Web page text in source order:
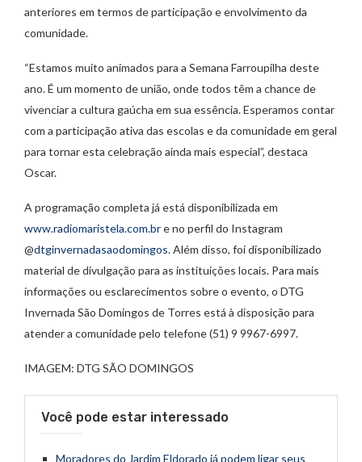
anteriores em termos de participação e envolvimento da
comunidade.
“Estamos muito animados para a Semana Farroupilha deste
ano. É um momento de união, onde todos têm a chance de
vivenciar a cultura gaúcha em sua essência. Esperamos contar
com a participação ativa das escolas e da comunidade em geral
para tornar esta celebração ainda mais especial”, destaca
Oscar.
A programação completa já está disponibilizada em
www.radiomaristela.com.bre no perfil do Instagram
@dtginvernadasaodomingos. Além disso, foi disponibilizado
material de divulgação para as instituições locais. Para mais
informações ou esclarecimentos sobre o evento, o DTG
Invernada São Domingos de Torres está à disposição para
atender a comunidade pelo telefone (51) 9 9967-6997.
IMAGEM: DTG SÃO DOMINGOS
Você pode estar interessado
Moradores do Jardim Eldorado já podem ligar seus